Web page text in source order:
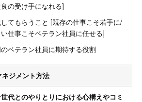
の受け手になれる]
てもらうこと [既存の仕事こそ若手に/
仕事こそベテラン社員に任せる]
のベテラン社員に期待する役割
ジメント方法
代とのやりとりにおける心構えやコミ